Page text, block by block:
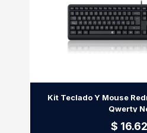
Kit Teclado Y Mouse
Qwerty
$